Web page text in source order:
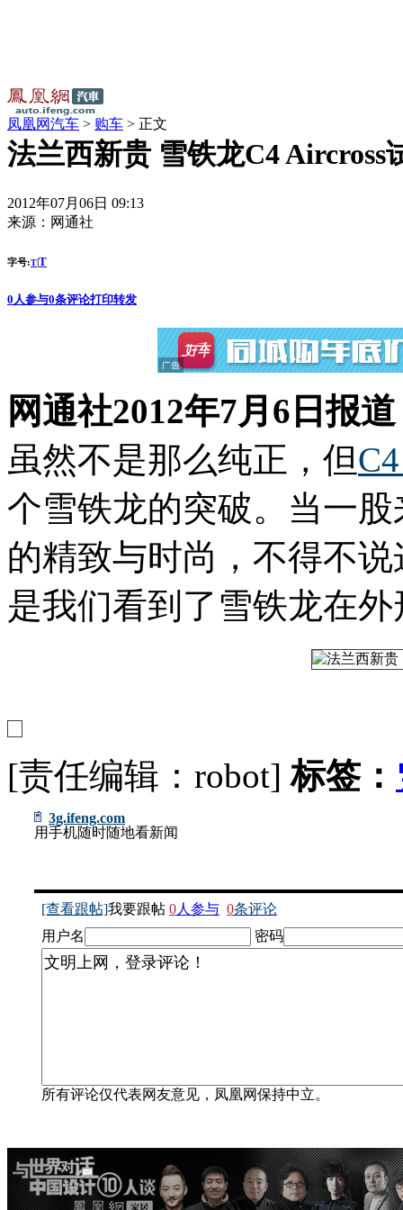
凤凰网汽车 > 购车 > 正文
法兰西新贵 雪铁龙C4 Aircross
2012年07月06日 09:13
来源： 网通社
字号:T|T
0 人参与0条评论打印转发
网通社2012年7月6日报
虽然不是那么纯正，但
个雪铁龙的突破。当一
的精致与时尚，不得不
是我们看到了雪铁龙在
[责任编辑：robot]标签：
3g.ifeng.com
用手机随时随地看新闻
[查看跟帖]我要跟帖 0人参与 0条评论
用户名
密码
所有评论仅代表网友意见，凤凰网保持中立。